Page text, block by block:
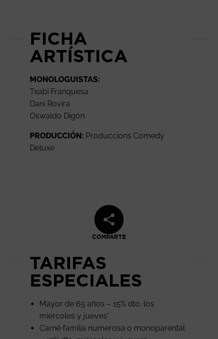
FICHA
ARTÍSTICA
MONOLOGUISTAS:
Txabi Franquesa
Dani Rovira
Oswaldo Digón
PRODUCCIÓN: Produccions Comedy
Deluxe
COMPARTE
TARIFAS
ESPECIALES
Mayor de 65 años – 15% dto. los
miércoles y jueves*
Carné familia numerosa o monoparental